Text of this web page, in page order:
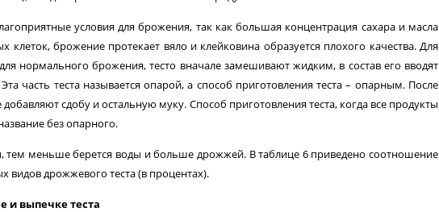
условия для брожения, так как большая концентрация сахара и масла
клеток, брожение протекает вяло и клейковина образуется плохого качества. Для
нормального брожения, тесто вначале заме­шивают жидким, в состав его вводят
часть теста называется опарой, а способ приготовле­ния теста – опарным. После
сдобу и остальную муку. Способ приготовления тес­та, когда все продукты
без опарного.
тем меньше берется воды и больше дрожжей. В таблице 6 приведено соотношение
видов дрожжевого теста (в процентах).
и выпечке теста